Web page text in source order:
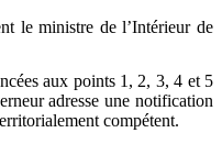
le ministre de l’Intérieur de
aux points 1, 2, 3, 4 et 5
adresse une notification
compétent.